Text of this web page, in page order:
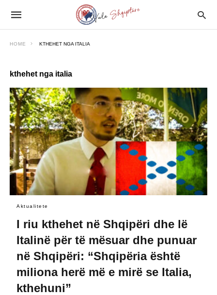
HOME KTHEHET NGA ITALIA
kthehet nga italia
Aktualitete
I riu kthehet në Shqipëri dhe lë
Italinë për të mësuar dhe punuar
në Shqipëri: “Shqipëria është
miliona herë më e mirë se Italia,
kthehuni”